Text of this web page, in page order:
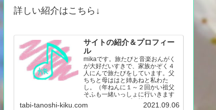
詳しい紹介はこちら↓
サイトの紹介＆プロフィー
ル
mikaです。旅たびと音楽おんがく
が大好だいすきで、家族かぞく４
人にんで旅たびをしています。父
ちちと母ははと姉あねと私わた
し。（年ねんに１～２回かい祖父
そふも一緒いっしょに行いきます
が。） キャンプの旅たび…
tabi-tanoshi-kiku.com 2021.09.06